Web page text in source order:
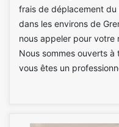
frais de déplacement
dans les environs de
nous appeler pour votre
Nous sommes ouverts
vous êtes un